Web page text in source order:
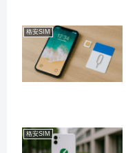
格安SIM
格安SIM